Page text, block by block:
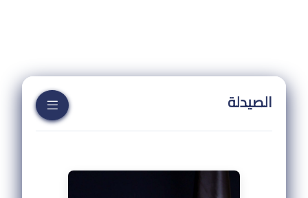
الصيدلة